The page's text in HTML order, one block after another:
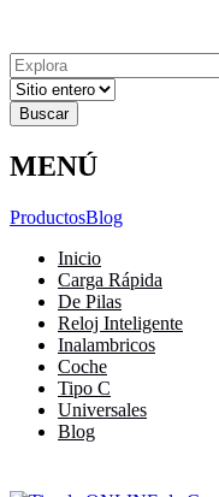
Resultados
para
MENÚ
ProductosBlog
Inicio
Carga Rápida
De Pilas
Reloj Inteligente
Inalambricos
Coche
Tipo C
Universales
Blog